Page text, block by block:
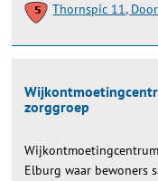
Thornspic 11,
zorggroep
Elburg waar bewoners